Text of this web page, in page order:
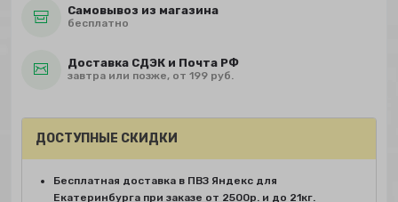
Самовывоз из магазина
бесплатно
Доставка СДЭК и Почта РФ
завтра или позже, от 199 руб.
ДОСТУПНЫЕ СКИДКИ
Бесплатная доставка в ПВЗ Яндекс для
Екатеринбурга при заказе от 2500р. и до 21кг.